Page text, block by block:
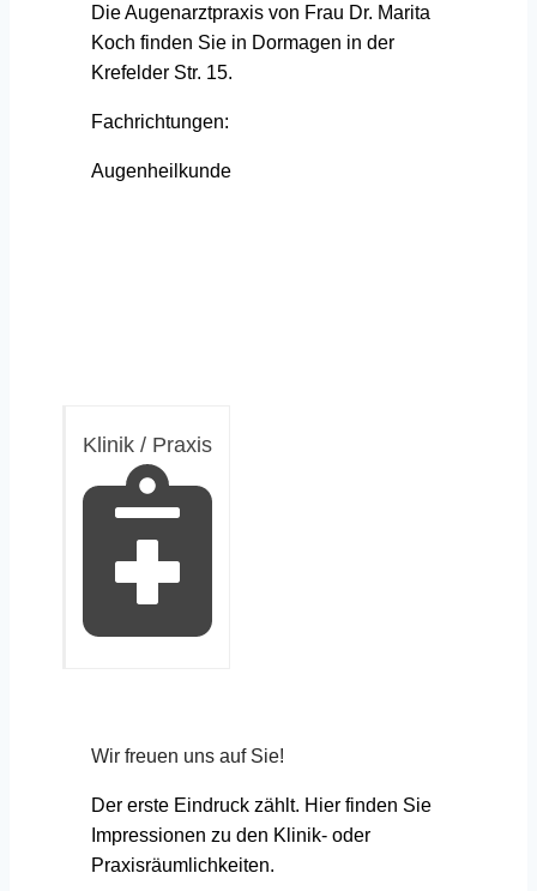
Die Augenarztpraxis von Frau Dr. Marita
Koch finden Sie in Dormagen in der
Krefelder Str. 15.
Fachrichtungen:
Augenheilkunde
Klinik / Praxis
Wir freuen uns auf Sie!
Der erste Eindruck zählt. Hier finden Sie
Impressionen zu den Klinik- oder
Praxisräumlichkeiten.